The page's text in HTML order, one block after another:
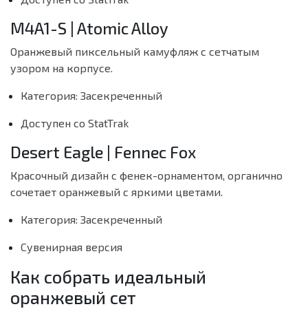
M4A1-S | Atomic Alloy
Оранжевый пиксельный камуфляж с сетчатым
узором на корпусе.
Категория: Засекреченный
Доступен со StatTrak
Desert Eagle | Fennec Fox
Красочный дизайн с фенек-орнаментом, органично
сочетает оранжевый с яркими цветами.
Категория: Засекреченный
Сувенирная версия
Как собрать идеальный
оранжевый сет